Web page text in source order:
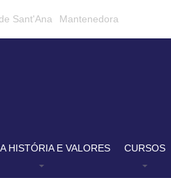
Sant'Ana Mantenedora
HISTÓRIA E VALORES CURSOS